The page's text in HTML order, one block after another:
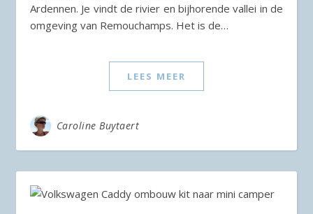
Ardennen. Je vindt de rivier en bijhorende vallei in de
omgeving van Remouchamps. Het is de…
LEES MEER
Caroline Buytaert